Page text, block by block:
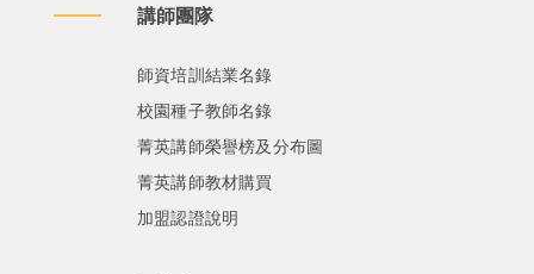
講師團隊
師資培訓結業名錄
校園種子教師名錄
菁英講師榮譽榜及分布圖
菁英講師教材購買
加盟認證說明